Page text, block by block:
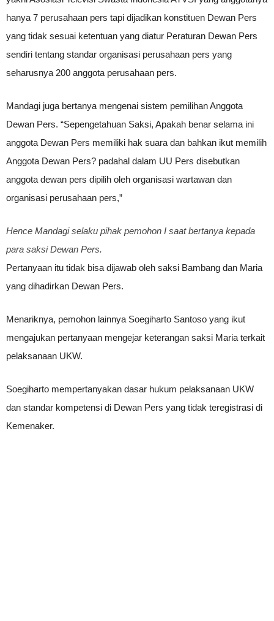
hanya 7 perusahaan pers tapi dijadikan konstituen Dewan Pers
yang tidak sesuai ketentuan yang diatur Peraturan Dewan Pers
sendiri tentang standar organisasi perusahaan pers yang
seharusnya 200 anggota perusahaan pers.
Mandagi juga bertanya mengenai sistem pemilihan Anggota
Dewan Pers. “Sepengetahuan Saksi, Apakah benar selama ini
anggota Dewan Pers memiliki hak suara dan bahkan ikut memilih
Anggota Dewan Pers? padahal dalam UU Pers disebutkan
anggota dewan pers dipilih oleh organisasi wartawan dan
organisasi perusahaan pers,”
Hence Mandagi selaku pihak pemohon I saat bertanya kepada
para saksi Dewan Pers.
Pertanyaan itu tidak bisa dijawab oleh saksi Bambang dan Maria
yang dihadirkan Dewan Pers.
Menariknya, pemohon lainnya Soegiharto Santoso yang ikut
mengajukan pertanyaan mengejar keterangan saksi Maria terkait
pelaksanaan UKW.
Soegiharto mempertanyakan dasar hukum pelaksanaan UKW
dan standar kompetensi di Dewan Pers yang tidak teregistrasi di
Kemenaker.